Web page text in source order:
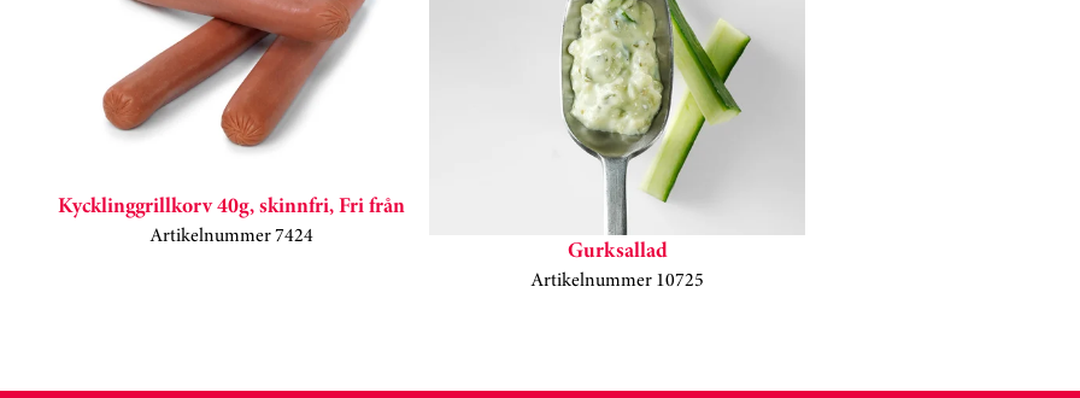
Kycklinggrillkorv 40g, skinnfri, Fri från
Artikelnummer 7424 Gurksallad
Artikelnummer 10725